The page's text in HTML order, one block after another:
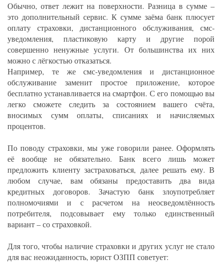
Обычно, ответ лежит на поверхности. Разница в сумме –
это дополнительный сервис. К сумме заёма банк плюсует
оплату страховки, дистанционного обслуживания, смс-
уведомления, пластиковую карту и другие порой
совершенно ненужные услуги. От большинства их них
можно с лёгкостью отказаться.
Например, те же смс-уведомления и дистанционное
обслуживание заменит простое приложение, которое
бесплатно устанавливается на смартфон. С его помощью вы
легко сможете следить за состоянием вашего счёта,
вносимых сумм оплаты, списаниях и начисляемых
процентов.
По поводу страховки, мы уже говорили ранее. Оформлять
её вообще не обязательно. Банк всего лишь может
предложить клиенту застраховаться, далее решать ему. В
любом случае, вам обязаны предоставить два вида
кредитных договоров. Зачастую банк злоупотребляет
полномочиями и с расчетом на неосведомлённость
потребителя, подсовывает ему только единственный
вариант – со страховкой.
Для того, чтобы наличие страховки и других услуг не стало
для вас неожиданность, юрист ОЗПП советует: